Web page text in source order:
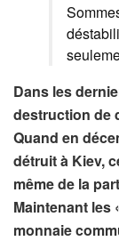
Dans les
destruction de
Quand en
détruit à Kiev,
même de la
Maintenant les
monnaie